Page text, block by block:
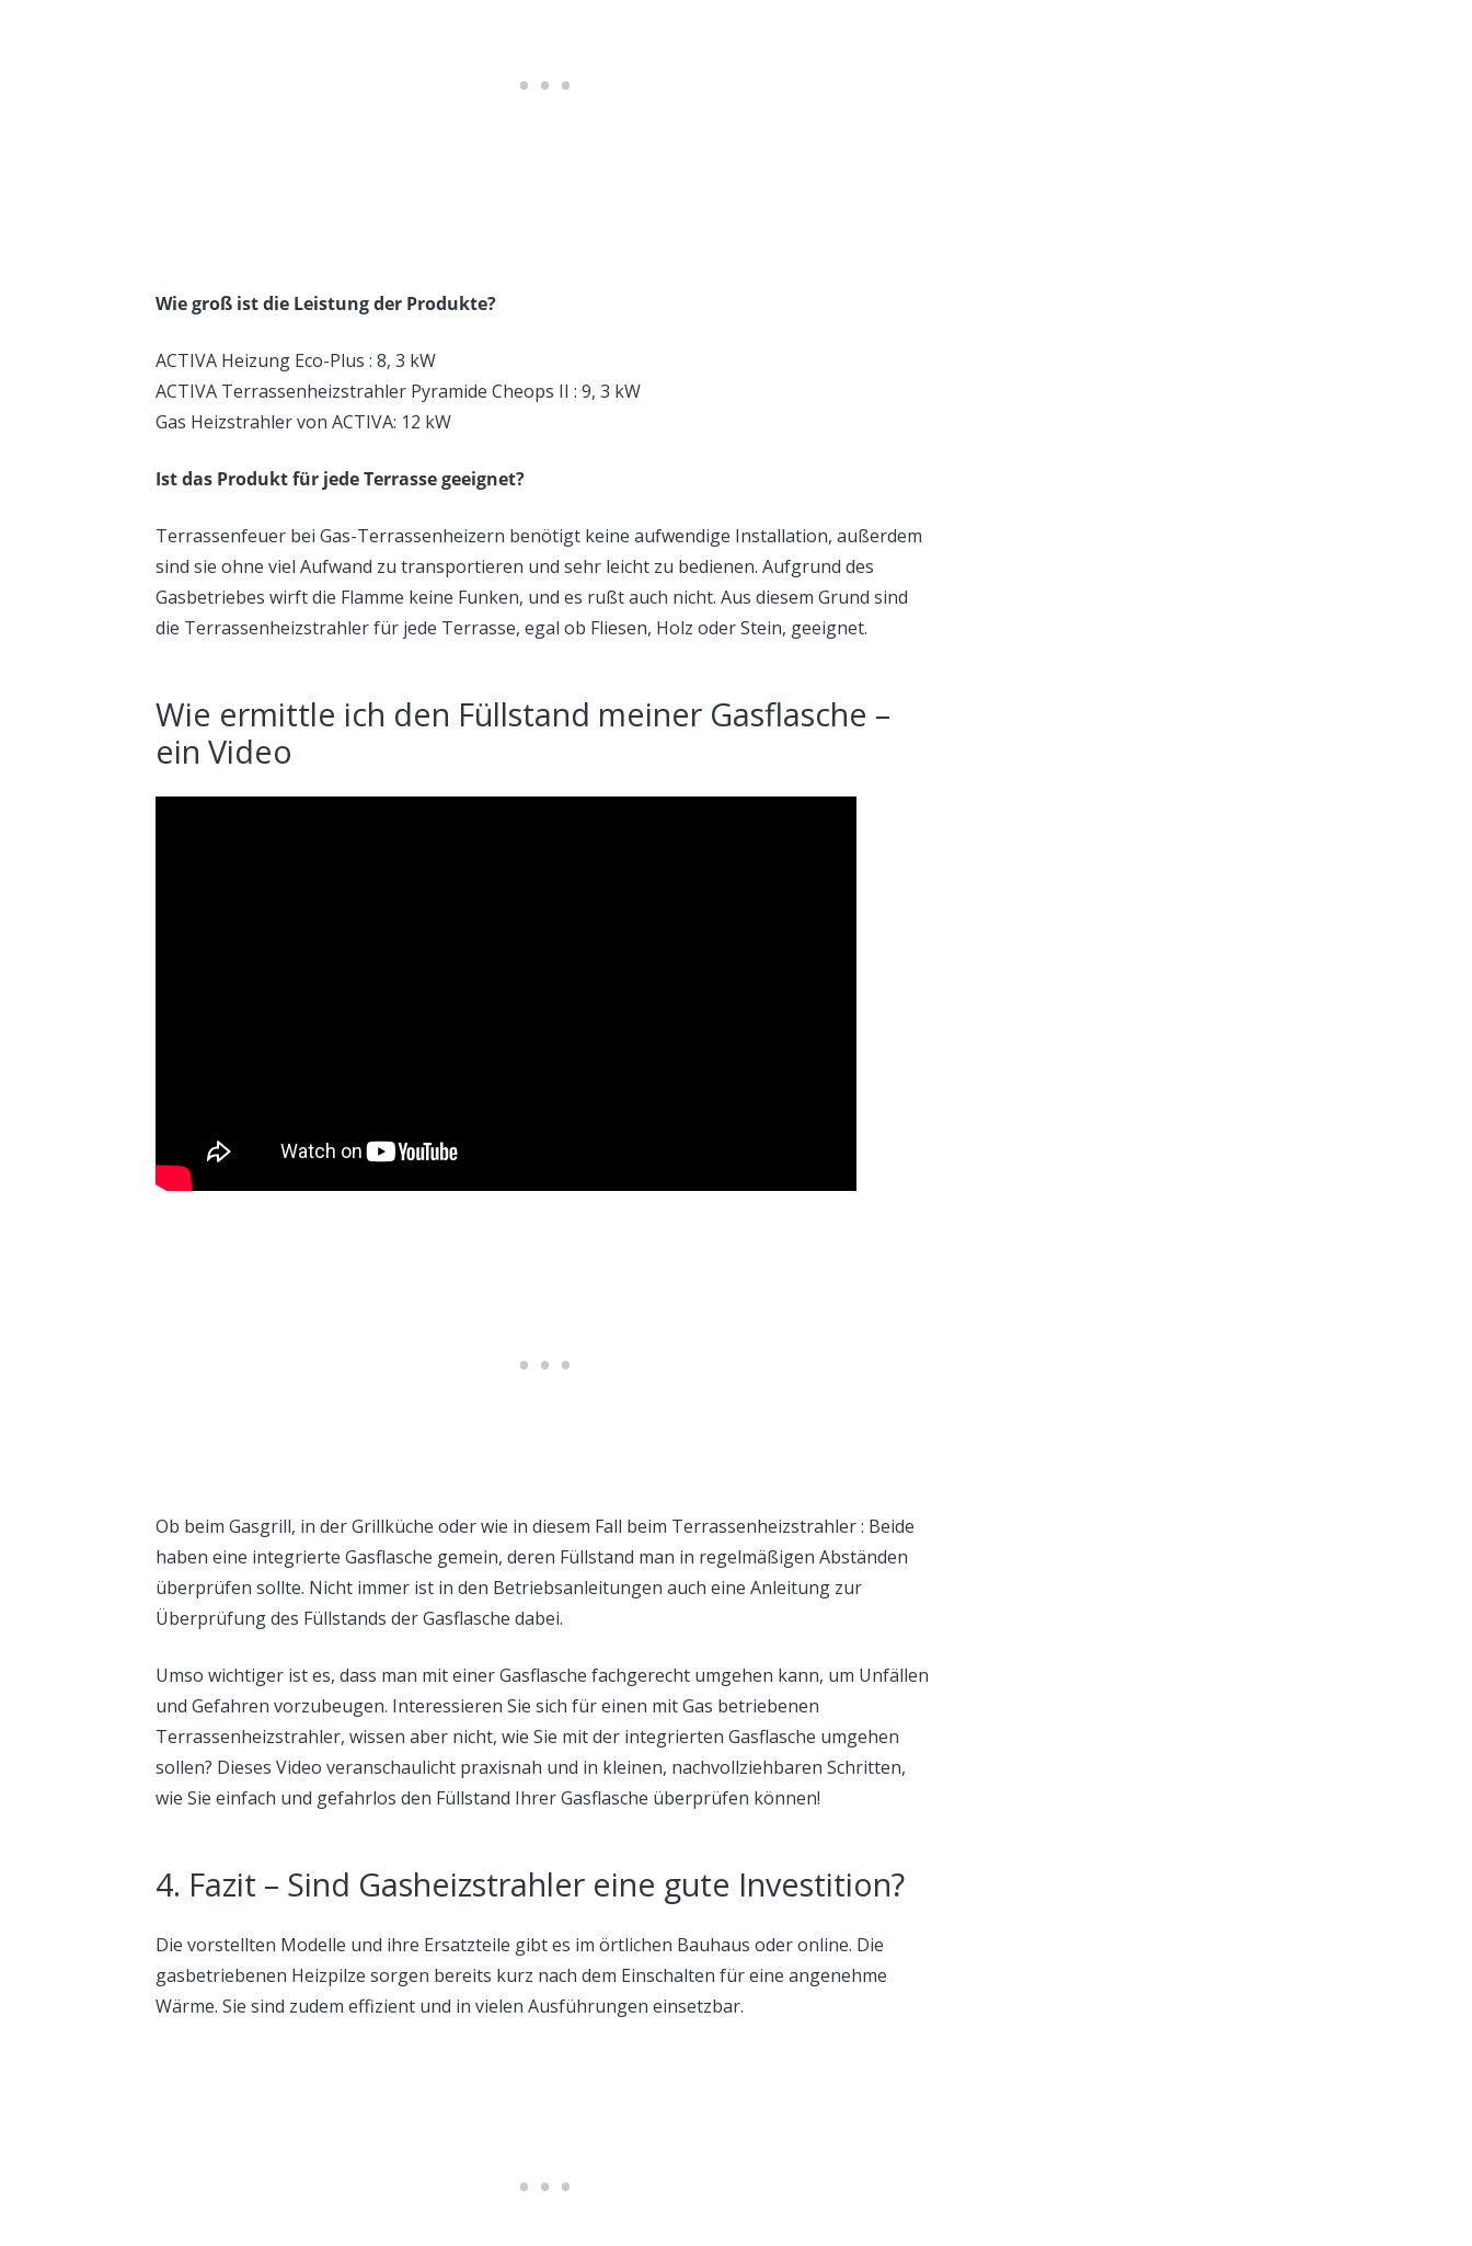
Wie groß ist die Leistung der Produkte?
ACTIVA Heizung Eco-Plus : 8, 3 kW
ACTIVA Terrassenheizstrahler Pyramide Cheops II : 9, 3 kW
Gas Heizstrahler von ACTIVA: 12 kW
Ist das Produkt für jede Terrasse geeignet?
Terrassenfeuer bei Gas-Terrassenheizern benötigt keine aufwendige Installation, außerdem
sind sie ohne viel Aufwand zu transportieren und sehr leicht zu bedienen. Aufgrund des
Gasbetriebes wirft die Flamme keine Funken, und es rußt auch nicht. Aus diesem Grund sind
die Terrassenheizstrahler für jede Terrasse, egal ob Fliesen, Holz oder Stein, geeignet.
Wie ermittle ich den Füllstand meiner Gasflasche –
ein Video
Ob beim Gasgrill, in der Grillküche oder wie in diesem Fall beim Terrassenheizstrahler : Beide
haben eine integrierte Gasflasche gemein, deren Füllstand man in regelmäßigen Abständen
überprüfen sollte. Nicht immer ist in den Betriebsanleitungen auch eine Anleitung zur
Überprüfung des Füllstands der Gasflasche dabei.
Umso wichtiger ist es, dass man mit einer Gasflasche fachgerecht umgehen kann, um Unfällen
und Gefahren vorzubeugen. Interessieren Sie sich für einen mit Gas betriebenen
Terrassenheizstrahler, wissen aber nicht, wie Sie mit der integrierten Gasflasche umgehen
sollen? Dieses Video veranschaulicht praxisnah und in kleinen, nachvollziehbaren Schritten,
wie Sie einfach und gefahrlos den Füllstand Ihrer Gasflasche überprüfen können!
4. Fazit – Sind Gasheizstrahler eine gute Investition?
Die vorstellten Modelle und ihre Ersatzteile gibt es im örtlichen Bauhaus oder online. Die
gasbetriebenen Heizpilze sorgen bereits kurz nach dem Einschalten für eine angenehme
Wärme. Sie sind zudem effizient und in vielen Ausführungen einsetzbar.